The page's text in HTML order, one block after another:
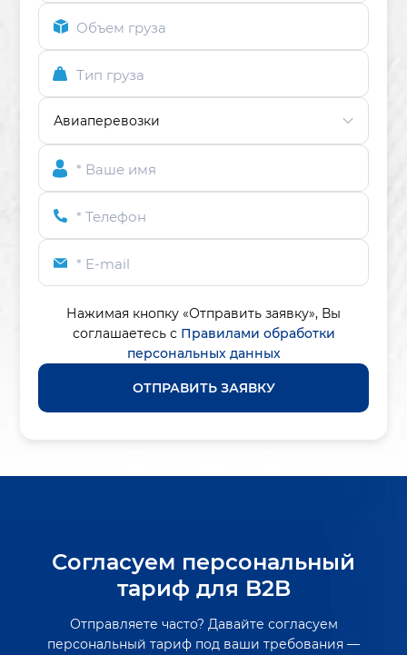
Объем груза
Тип груза
* Ваше имя
* Телефон
* E-mail
Нажимая кнопку «Отправить заявку», Вы
соглашаетесь с Правилами обработки
персональных данных
ОТПРАВИТЬ ЗАЯВКУ
Согласуем персональный
тариф для B2B
Отправляете часто? Давайте согласуем
персональный тариф под ваши требования —